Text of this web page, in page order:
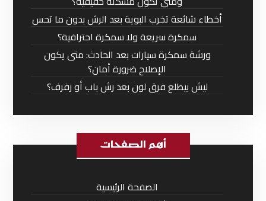
أخطاء شائعة تخرب البوية بعد الرش بدون ما تحس
سمكرة سريعة ولا سمكرة احترافية؟
ورشة سمكرة سيارات بعد الحادث: متى يكون
الإصلاح ضرورة أمان؟
ليش بيطلع فرق لون بعد رش باب أو رفرف؟
أهم الصفحات
الصفحة الرئيسية